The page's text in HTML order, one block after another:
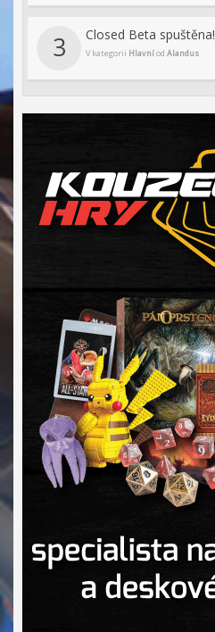
3 Closed Beta spuštěna!
V kategorii Hlavníod Alandus